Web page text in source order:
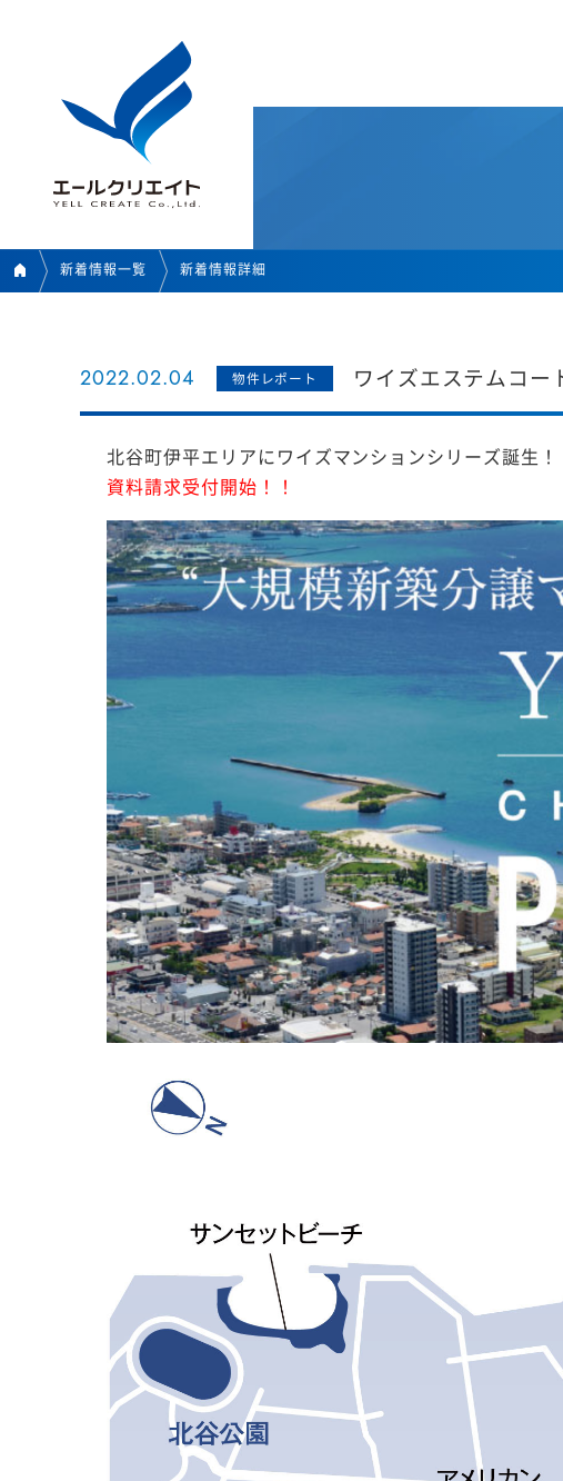
新着情報一覧 新着情報詳細
2022.02.04 物件レポート ワイズエステムコー
北谷町伊平エリアにワイズマンションシリーズ誕生！
資料請求受付開始！！